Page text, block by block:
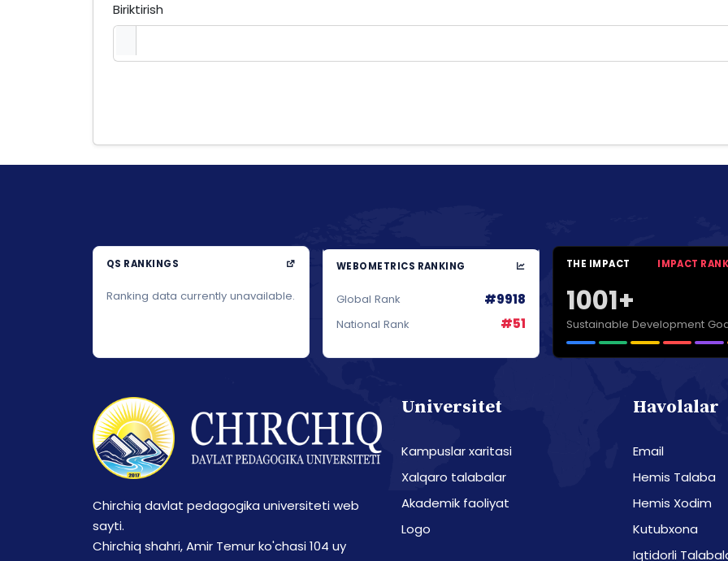
Biriktirish
QS RANKINGS
Ranking data currently unavailable.
WEBOMETRICS RANKING
Global Rank #9918
National Rank #51
THE IMPACT IMPACT
1001+
Sustainable Development
Chirchiq davlat pedagogika universiteti web
sayti.
Chirchiq shahri, Amir Temur ko'chasi 104 uy
Universitet
Kampuslar xaritasi
Xalqaro talabalar
Akademik faoliyat
Logo
Havolalar
Email
Hemis Talaba
Hemis Xodim
Kutubxona
Iqtidorli